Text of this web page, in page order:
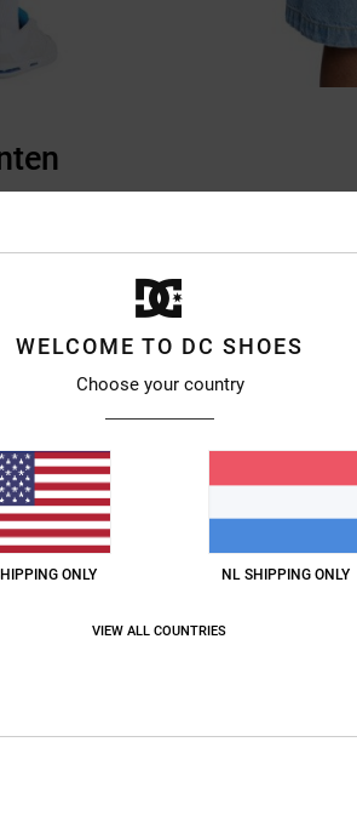
Comfort
4.7
Prijs-kwaliteitverhouding
Ketty11. juni 2026
WELCOME TO DC SHOES
Choose your country
ONLY NL SHIPPING ONLY
VIEW ALL COUNTRIES